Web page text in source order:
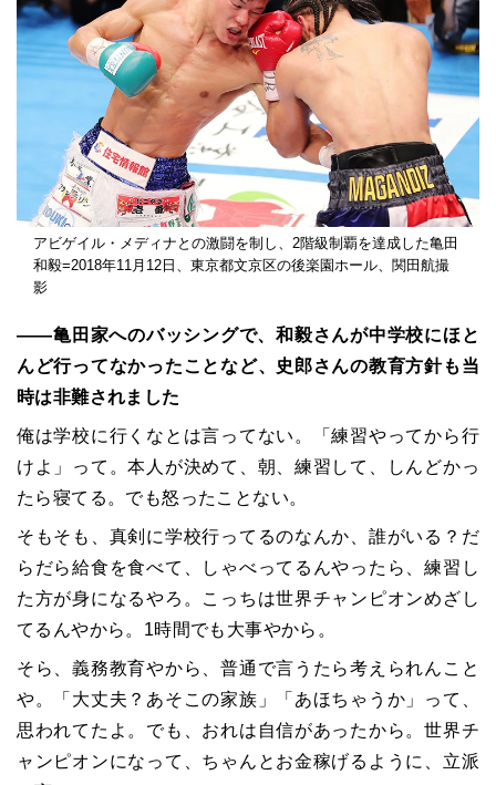
アビゲイル・メディナとの激闘を制し、2階級制覇を達成した亀田
和毅=2018年11月12日、東京都文京区の後楽園ホール、関田航撮
影
――亀田家へのバッシングで、和毅さんが中学校にほと
んど行ってなかったことなど、史郎さんの教育方針も当
時は非難されました
俺は学校に行くなとは言ってない。「練習やってから行
けよ」って。本人が決めて、朝、練習して、しんどかっ
たら寝てる。でも怒ったことない。
そもそも、真剣に学校行ってるのなんか、誰がいる？だ
らだら給食を食べて、しゃべってるんやったら、練習し
た方が身になるやろ。こっちは世界チャンピオンめざし
てるんやから。1時間でも大事やから。
そら、義務教育やから、普通で言うたら考えられんこと
や。「大丈夫？あそこの家族」「あほちゃうか」って、
思われてたよ。でも、おれは自信があったから。世界チ
ャンピオンになって、ちゃんとお金稼げるように、立派